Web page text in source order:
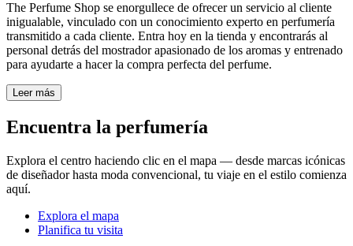
The Perfume Shop se enorgullece de ofrecer un servicio al cliente
inigualable, vinculado con un conocimiento experto en perfumería
transmitido a cada cliente. Entra hoy en la tienda y encontrarás al
personal detrás del mostrador apasionado de los aromas y entrenado
para ayudarte a hacer la compra perfecta del perfume.
Leer más
Encuentra la perfumería
Explora el centro haciendo clic en el mapa — desde marcas icónicas
de diseñador hasta moda convencional, tu viaje en el estilo comienza
aquí.
Explora el mapa
Planifica tu visita